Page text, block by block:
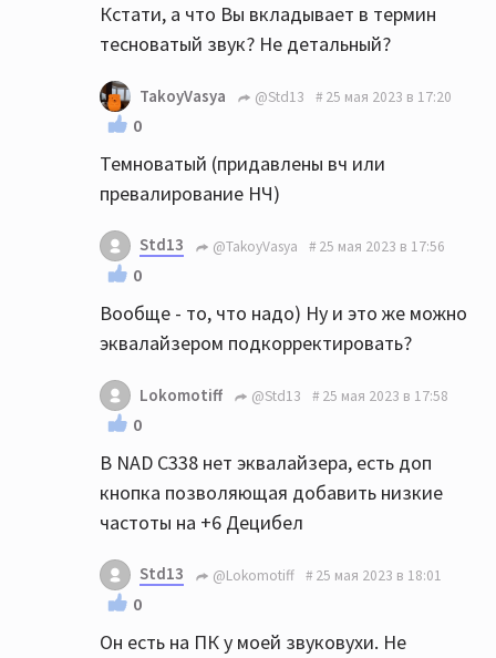
Кстати, а что Вы вкладывает в термин
тесноватый звук? Не детальный?
TakoyVasya @Std13 25 мая 2023 в 17:20
0
Темноватый (придавлены вч или
превалирование НЧ)
Std13 @TakoyVasya 25 мая 2023 в 17:56
0
Вообще - то, что надо) Ну и это же можно
эквалайзером подкорректировать?
Lokomotiff @Std13 25 мая 2023 в 17:58
0
В NAD C338 нет эквалайзера, есть доп
кнопка позволяющая добавить низкие
частоты на +6 Децибел
Std13 @Lokomotiff 25 мая 2023 в 18:01
0
Он есть на ПК у моей звуковухи. Не